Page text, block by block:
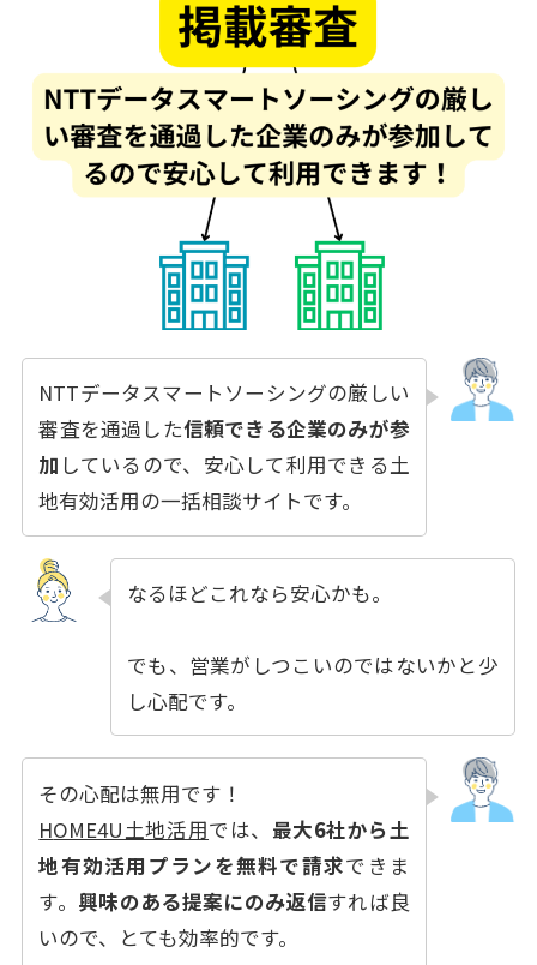
NTTデータスマートソーシングの厳しい
審査を通過した信頼できる企業のみが参
加 しているので、安心して利用できる土
地有効活用の一括相談サイトです。
なるほどこれなら安心かも。
でも、営業がしつこいのではないかと少
し心配です。
その心配は無用です！
HOME4U土地活用では、 最大6社から土
地有効活用プランを無料で請求できま
す。 興味のある提案にのみ返信すれば良
いので、とても効率的です。